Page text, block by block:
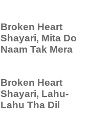
Broken Heart
Shayari, Mita Do
Naam Tak Mera
Broken Heart
Shayari, Lahu-
Lahu Tha Dil